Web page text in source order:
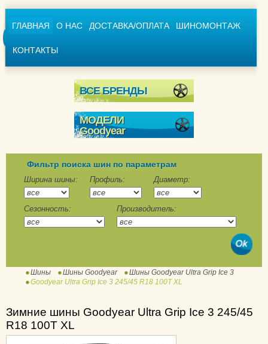
ГЛАВНАЯ О НАС ДОСТАВКА/ОПЛАТА ШИНОМОНТАЖ
КОНТАКТЫ
ВСЕ БРЕНДЫ
МОДЕЛИ
Goodyear
Ultra Grip 600
Ultra Grip 8
Ultra Grip 8 Performance
Ultra Grip 9
Ultra Grip 9 +
Ultra Grip Cargo
Ultra Grip Ice 2
Фильтр поиска шин по параметрам
Ширина шины: Профиль: Диаметр:
Сезонность: Производитель:
Шины Шины Goodyear
Шины Goodyear Ultra Grip Ice 3
Goodyear Ultra Grip Ice 3 245/45 R18 100T XL
Зимние шины Goodyear Ultra Grip Ice 3 245/45
R18 100T XL